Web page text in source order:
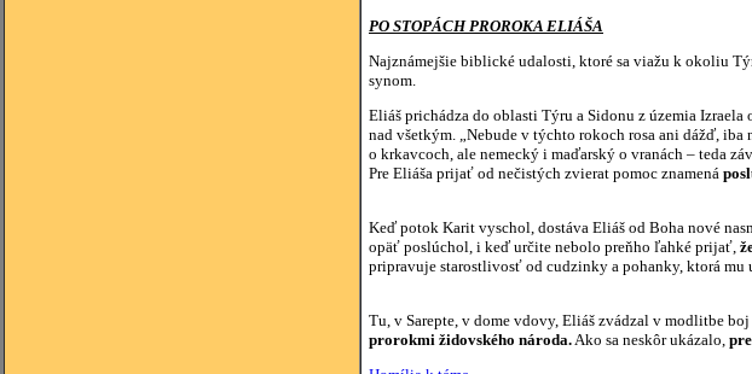
PO STOPÁCH PROROKA ELIÁŠA
Najznámejšie biblické udalosti, ktoré sa viažu k okoliu
synom.
Eliáš prichádza do oblasti Týru a Sidonu z územia Izraela
nad všetkým. „Nebude v týchto rokoch rosa ani dážď,
o krkavcoch, ale nemecký i maďarský o vranách – teda
Pre Eliáša prijať od nečistých zvierat pomoc znamená
Keď potok Karit vyschol, dostáva Eliáš od Boha nové
opäť poslúchol, i keď určite nebolo preňho ľahké prijať,
pripravuje starostlivosť od cudzinky a pohanky, ktorá
Tu, v Sarepte, v dome vdovy, Eliáš zvádzal v modlitbe
prorokmi židovského národa.Ako sa neskôr ukázalo,